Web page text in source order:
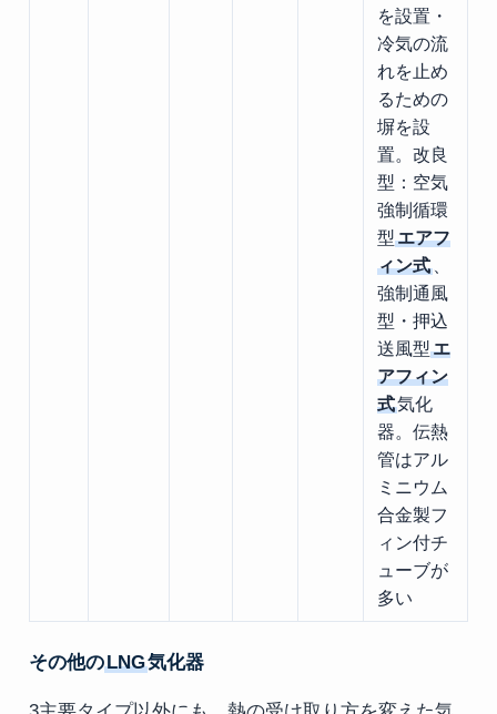
を設置・
冷気の流
れを止め
るための
塀を設
置。改良
型：空気
強制循環
型エアフ
ィン式、
強制通風
型・押込
送風型エ
アフィン
式気化
器。伝熱
管はアル
ミニウム
合金製フ
ィン付チ
ューブが
多い
その他のLNG気化器